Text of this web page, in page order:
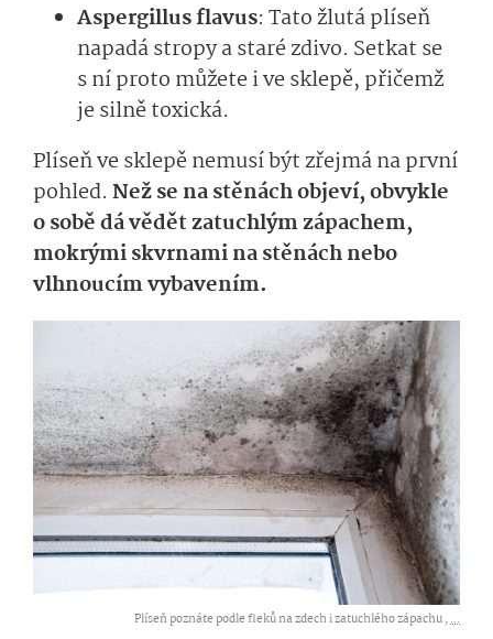
Aspergillus flavus: Tato žlutá plíseň
napadá stropy a staré zdivo. Setkat se
s ní proto můžete i ve sklepě, přičemž
je silně toxická.
Plíseň ve sklepě nemusí být zřejmá na první
pohled. Než se na stěnách objeví, obvykle
o sobě dá vědět zatuchlým zápachem,
mokrými skvrnami na stěnách nebo
vlhnoucím vybavením.
Plíseň poznáte podle fleků na zdech i zatuchlého zápachu ,...